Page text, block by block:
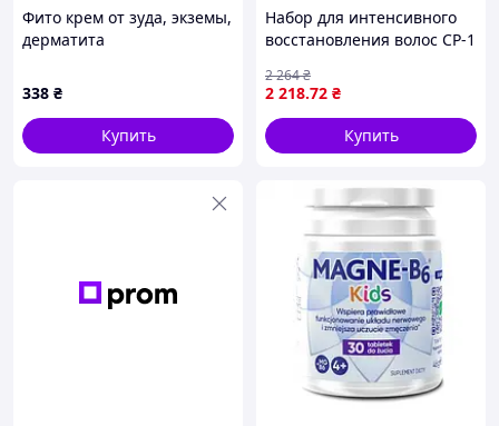
Фито крем от зуда, экземы,
дерматита
338 ₴
Купить
Набор для интенсивного
восстановления волос CP-1
шампунь + маска +
кератиновый филлер, с
кератином
2 218.72 ₴
2 264₴
Купить